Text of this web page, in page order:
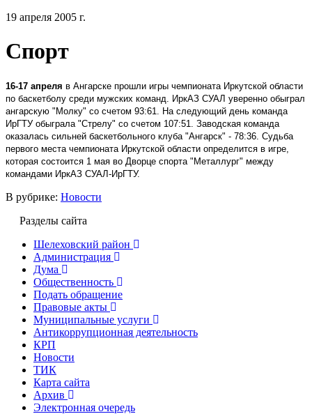
19 апреля 2005 г.
Спорт
16-17 апреля в Ангарске прошли игры чемпионата Иркутской области
по баскетболу среди мужских команд. ИркАЗ СУАЛ уверенно обыграл
ангарскую "Молку" со счетом 93:61. На следующий день команда
ИрГТУ обыграла "Стрелу" со счетом 107:51. Заводская команда
оказалась сильней баскетбольного клуба "Ангарск" - 78:36. Судьба
первого места чемпионата Иркутской области определится в игре,
которая состоится 1 мая во Дворце спорта "Металлург" между
командами ИркАЗ СУАЛ-ИрГТУ.
В рубрике: Новости
Разделы сайта
Шелеховский район
Администрация
Дума
Общественность
Подать обращение
Правовые акты
Муниципальные услуги
Антикоррупционная деятельность
КРП
Новости
ТИК
Карта сайта
Архив
Электронная очередь